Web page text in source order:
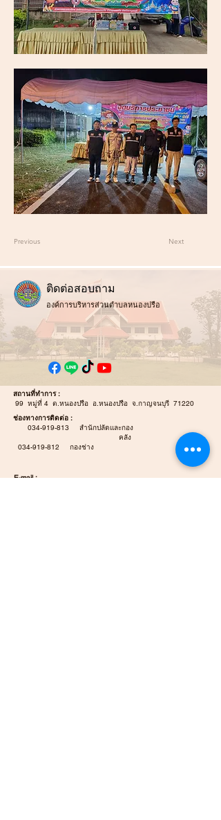
Previous Next
ติดต่อสอบถาม
องค์การบริหารส่วนตำบลหนองปรือ
สถานที่ทำการ :
99 หมู่ที่ 4 ต.หนองปรือ อ.หนองปรือ จ.กาญจนบุรี 71220
ช่องทางการติดต่อ :
034-919-813 สำนักปลัดและกอง
คลัง
034-919-812 กองช่าง
E-mail :